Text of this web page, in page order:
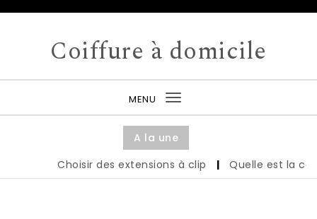
Coiffure à domicile
MENU
Toggle
navigation
A la une
Choisir des extensions à clip | Quelle est la